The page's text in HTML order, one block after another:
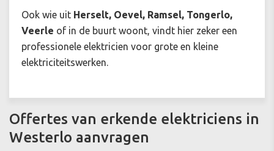
Ook wie uit Herselt, Oevel, Ramsel, Tongerlo,
Veerle of in de buurt woont, vindt hier zeker een
professionele elektricien voor grote en kleine
elektriciteitswerken.
Offertes van erkende elektriciens in
Westerlo aanvragen